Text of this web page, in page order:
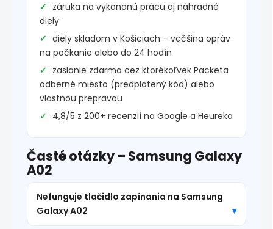
záruka na vykonanú prácu aj náhradné
diely
diely skladom v Košiciach – väčšina opráv
na počkanie alebo do 24 hodín
zaslanie zdarma cez ktorékoľvek Packeta
odberné miesto (predplatený kód) alebo
vlastnou prepravou
4,8/5 z 200+ recenzií na Google a Heureka
Časté otázky – Samsung Galaxy
A02
Nefunguje tlačidlo zapínania na Samsung
Galaxy A02